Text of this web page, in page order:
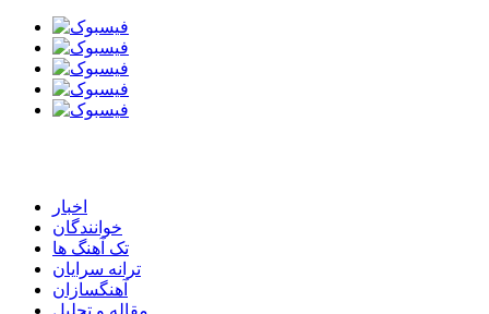
اخبار
خوانندگان
تک آهنگ ها
ترانه سرایان
آهنگسازان
مقاله و تحلیل